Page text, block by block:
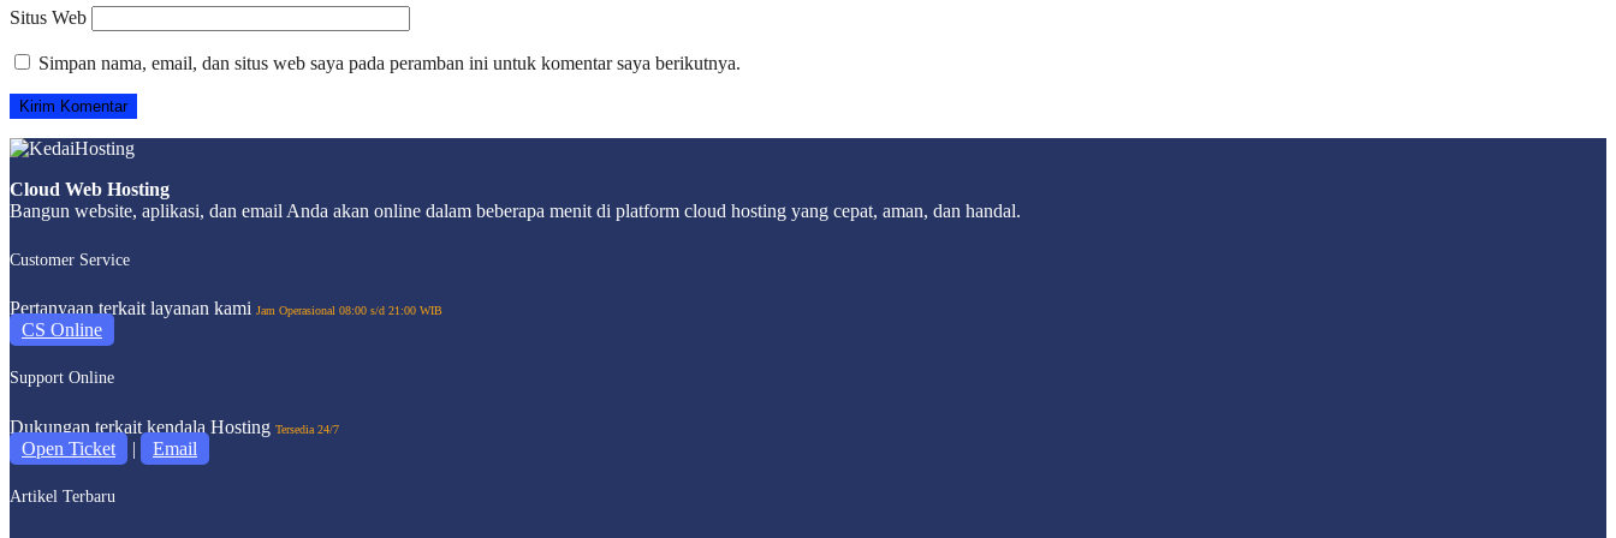
Situs Web
Simpan nama, email, dan situs web saya pada peramban ini untuk komentar saya berikutnya.
Cloud Web Hosting
Bangun website, aplikasi, dan email Anda akan online dalam beberapa menit di platform cloud hosting yang cepat, aman, dan handal.
Customer Service
Pertanyaan terkait layanan kami Jam Operasional 08:00 s/d 21:00 WIB
CS Online
Support Online
Dukungan terkait kendala Hosting Tersedia 24/7
Open Ticket | Email
Artikel Terbaru